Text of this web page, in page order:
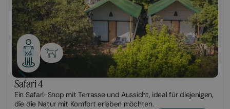
x4
Safari 4
Ein Safari-Shop mit Terrasse und Aussicht, ideal für diejenigen,
die die Natur mit Komfort erleben möchten.